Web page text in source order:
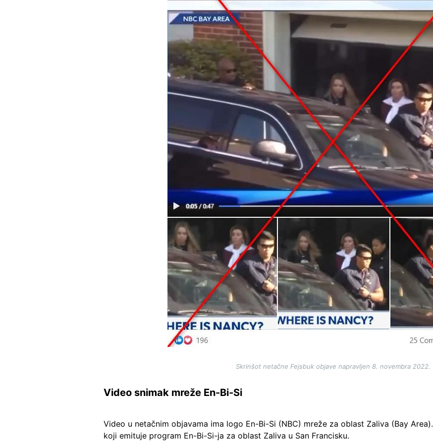
Skrinšot netačne Fejsbuk objave napravljen 8. novembra 2022.
Video snimak mreže En-Bi-Si
Video u netačnim objavama ima logo En-Bi-Si (NBC) mreže za oblast Zaliva (Bay Area).
koji emituje program En-Bi-Si-ja za oblast Zaliva u San Francisku.